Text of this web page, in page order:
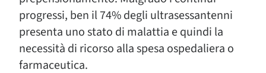
progressi, ben il 74% degli ultrasessantenni
presenta uno stato di malattia e quindi la
necessità di ricorso alla spesa ospedaliera o
farmaceutica.